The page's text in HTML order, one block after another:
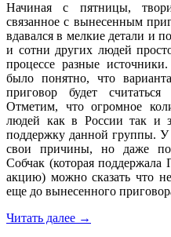
Начиная с пятницы,
связанное с вынесенным
вдавался в мелкие детали и
и сотни других людей
процессе разные
было понятно, что
приговор будет
Отметим, что огромное
людей как в России так и
поддержку данной группы. У
свои причины, но даже по
Собчак (которая
акцию) можно сказать что
еще до вынесенного
Читать далее →